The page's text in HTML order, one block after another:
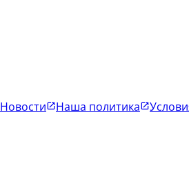
Новости Наша политика